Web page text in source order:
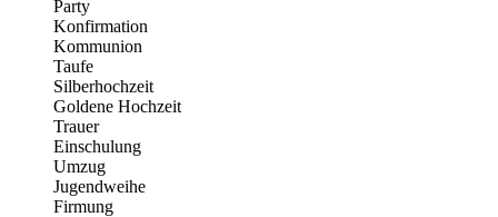
Party
Konfirmation
Kommunion
Taufe
Silberhochzeit
Goldene Hochzeit
Trauer
Einschulung
Umzug
Jugendweihe
Firmung